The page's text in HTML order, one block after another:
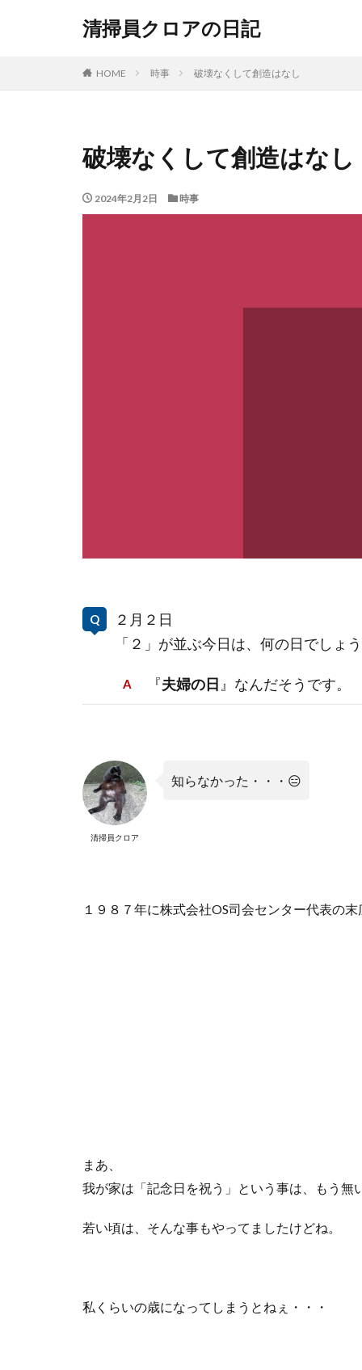
清掃員クロアの日記
HOME 時事 破壊なくして創造はなし
破壊なくして創造はなし
2024年2月2日 時事
２月２日
「２」が並ぶ今日は、何の日でしょ
『夫婦の日 』なんだそうです。
清掃員クロア
知らなかった・・・😑
１９８７年に株式会社OS司会センター代表の
まあ、
我が家は「記念日を祝う」という事は、もう無
若い頃は、そんな事もやってましたけどね。
私くらいの歳になってしまうとねぇ・・・